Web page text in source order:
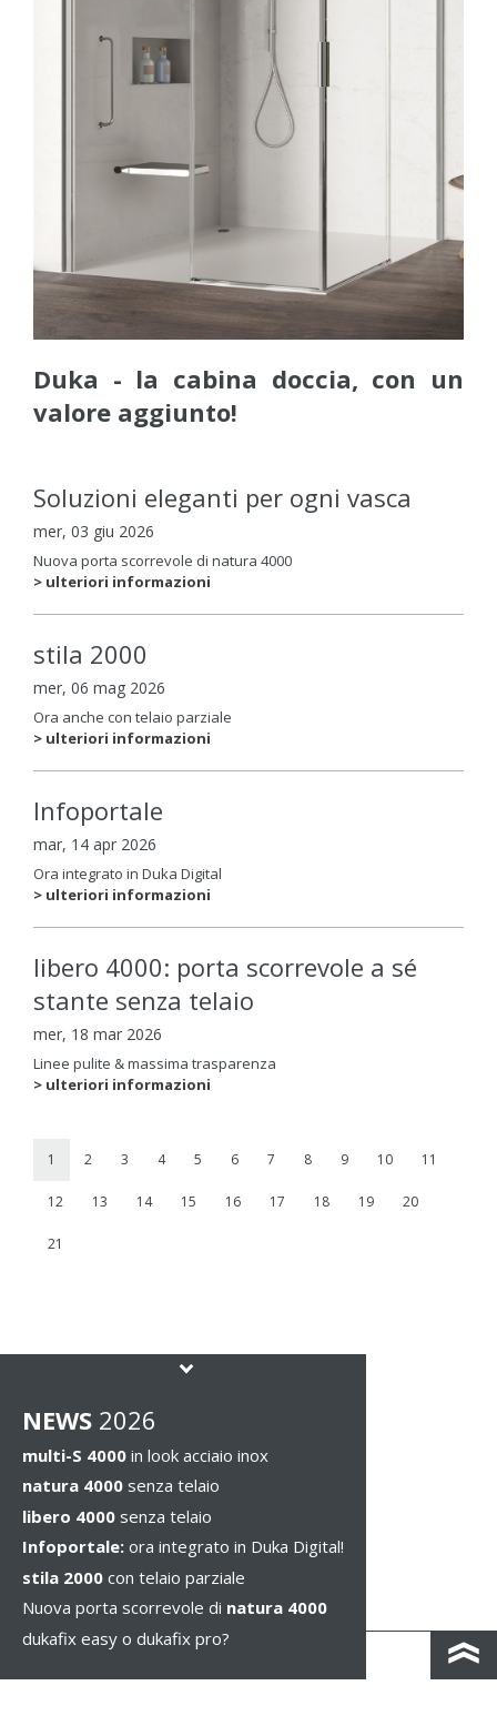
Duka - la cabina doccia, con un
valore aggiunto!
Soluzioni eleganti per ogni vasca
mer, 03 giu 2026
Nuova porta scorrevole di natura 4000
> ulteriori informazioni
stila 2000
mer, 06 mag 2026
Ora anche con telaio parziale
> ulteriori informazioni
Infoportale
mar, 14 apr 2026
Ora integrato in Duka Digital
> ulteriori informazioni
libero 4000: porta scorrevole a sé
stante senza telaio
mer, 18 mar 2026
Linee pulite & massima trasparenza
> ulteriori informazioni
1 2 3 4 5 6 7 8 9 10 11
12 13 14 15 16 17 18 19 20
21
NEWS 2026
multi-S 4000 in look acciaio inox
natura 4000 senza telaio
libero 4000 senza telaio
Infoportale: ora integrato in Duka Digital!
stila 2000 con telaio parziale
Nuova porta scorrevole di natura 4000
dukafix easy o dukafix pro?